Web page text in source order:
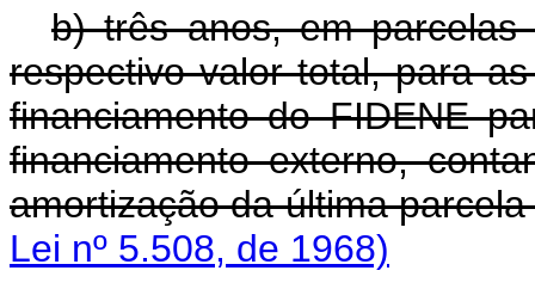
b) três anos, em
respectivo valor total, para
financiamento do FIDENE
financiamento externo,
amortização da última
Lei nº 5.508, de 1968)